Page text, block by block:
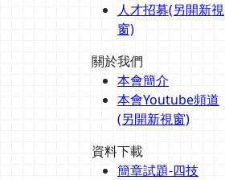
人才招募(另開新視
窗)
關於我們
本會簡介
本會Youtube頻道
(另開新視窗)
資料下載
簡章試題-四技